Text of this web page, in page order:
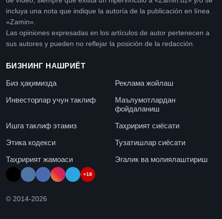
incluya una nota que indique la autoría de la publicación en línea
«Zamin».
Las opiniones expresadas en los artículos de autor pertenecen a
sus autores y pueden no reflejar la posición de la redacción.
БИЗНИНГ НАШРИЁТ
Биз ҳақимизда
Реклама жойлаш
Инвесторлар учун таклиф
Маълумотлардан
фойдаланиш
Ишга таклиф этамиз
Таҳририят сиёсати
Этика кодекси
Тузатишлар сиёсати
Таҳририят жамоаси
Эгалик ва молиялаштириш
+18
© 2014-2026